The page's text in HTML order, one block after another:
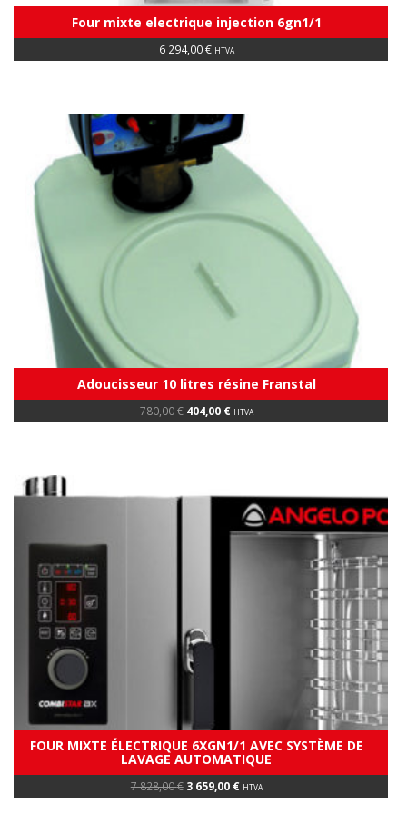
Four mixte electrique injection 6gn1/1
6 294,00€ HTVA
Adoucisseur 10 litres résine Franstal
780,00€ Original
price
404,00 €Current
price
HTVA
FOUR MIXTE ÉLECTRIQUE 6XGN1/1 AVEC SYSTÈME DE
LAVAGE AUTOMATIQUE
7 828,00€ Original
price
3 659,00 €Current
price
HTVA